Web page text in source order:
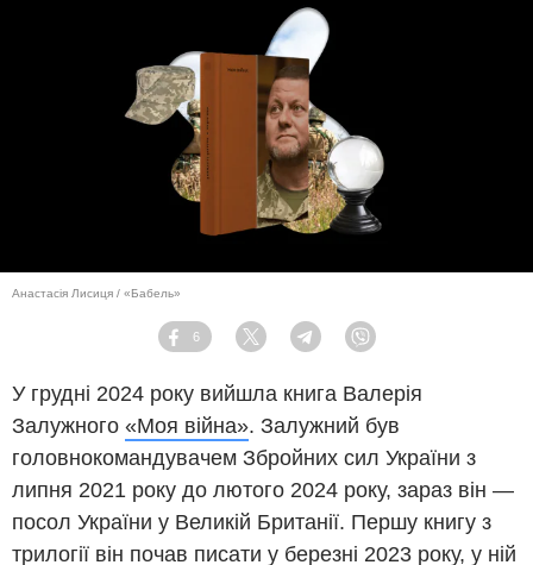
Анастасія Лисиця / «Бабель»
Facebook
6
Twitter TelegramViber
У грудні 2024 року вийшла книга Валерія
Залужного «Моя війна». Залужний був
головнокомандувачем Збройних сил України з
липня 2021 року до лютого 2024 року, зараз він —
посол України у Великій Британії. Першу книгу з
трилогії він почав писати у березні 2023 року, у ній